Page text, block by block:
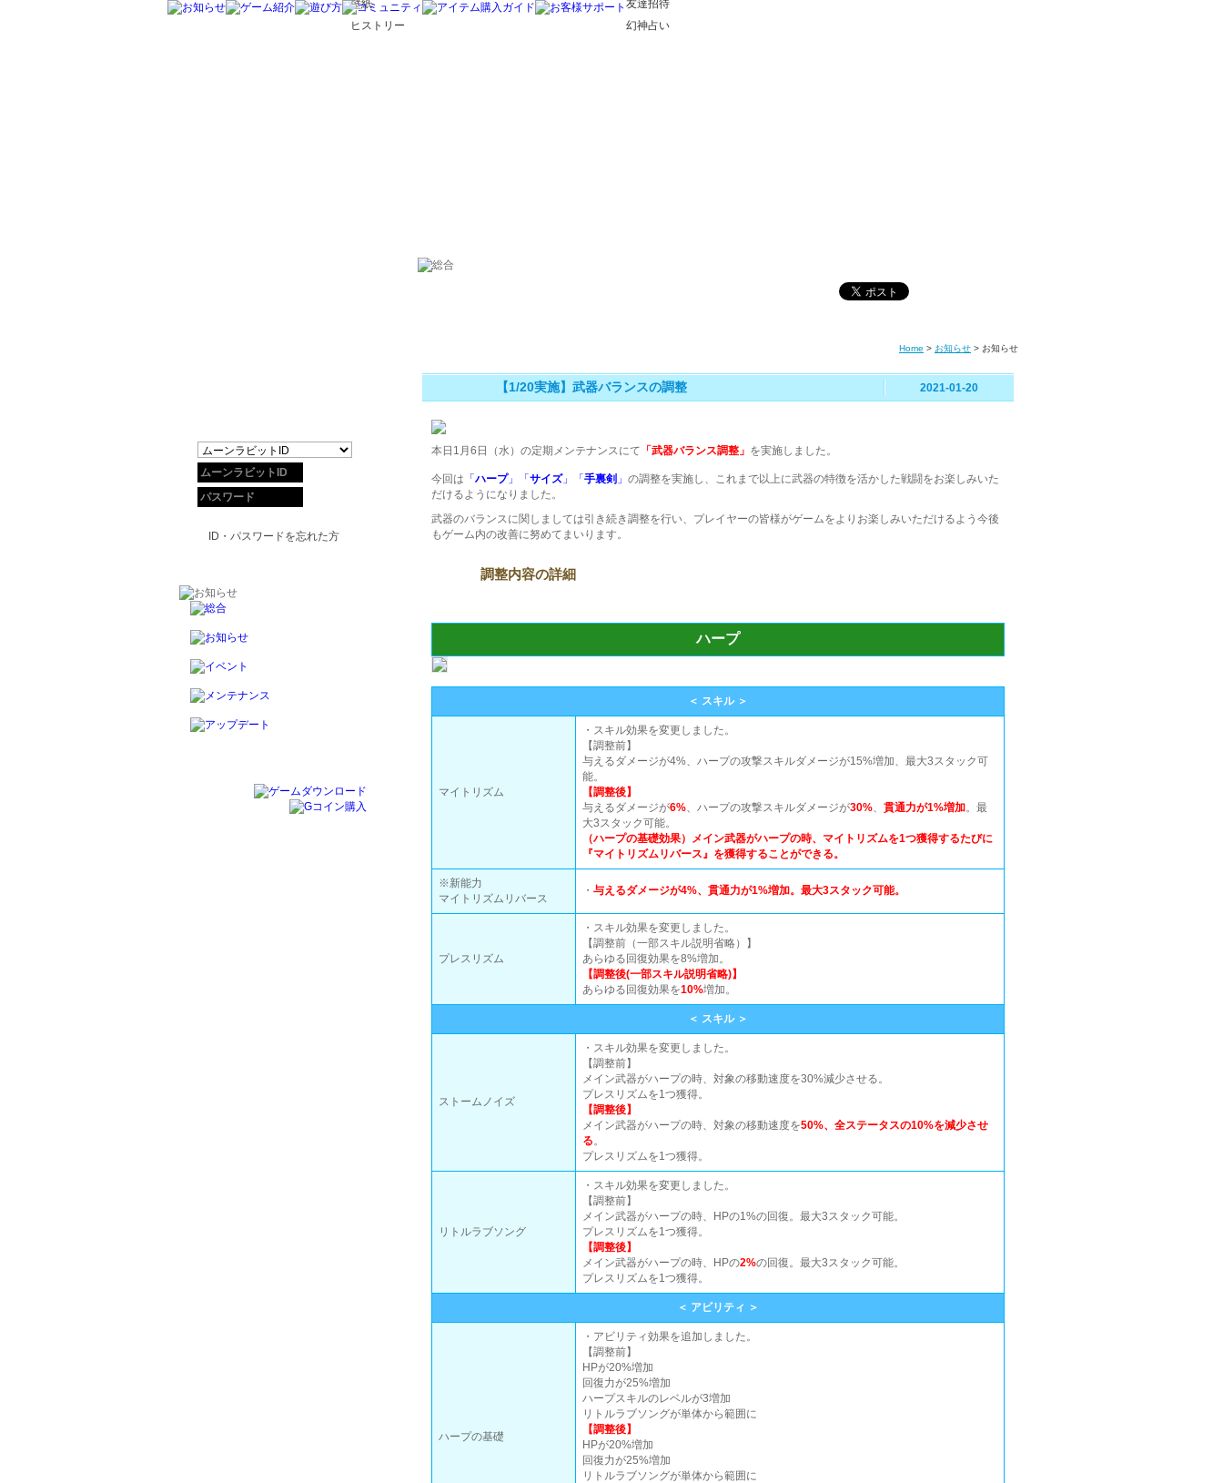
壁紙
ヒストリー
友達招待
幻神占い
Home > お知らせ > お知らせ
【1/20実施】武器バランスの調整 2021-01-20
本日1月6日（水）の定期メンテナンスにて 「武器バランス調整」 を実施しました。
今回は 「ハープ」 「 サイズ」 「 手裏剣 」 の調整を実施し、これまで以上に武器の特徴を活かした戦闘をお楽しみいた
だけるようになりました。
武器のバランスに関しましては引き続き調整を行い、プレイヤーの皆様がゲームをよりお楽しみいただけるよう今後
もゲーム内の改善に努めてまいります。
調整内容の詳細
ハープ
＜ スキル ＞
マイトリズム
・スキル効果を変更しました。
【調整前】
与えるダメージが4%、ハープの攻撃スキルダメージが15%増加、最大3スタック可
能。
【調整後】
与えるダメージが6%、ハープの攻撃スキルダメージが30%、 貫通力が1%増加。最
大3スタック可能。
（ハープの基礎効果）メイン武器がハープの時、マイトリズムを1つ獲得するたびに
『マイトリズムリバース』を獲得することができる。
※新能力
マイトリズムリバース
・ 与えるダメージが4%、貫通力が1%増加。最大3スタック可能。
プレスリズム
・スキル効果を変更しました。
【調整前（一部スキル説明省略）】
あらゆる回復効果を8%増加。
【調整後(一部スキル説明省略)】
あらゆる回復効果を10%増加。
＜ スキル ＞
ストームノイズ
・スキル効果を変更しました。
【調整前】
メイン武器がハープの時、対象の移動速度を30%減少させる。
プレスリズムを1つ獲得。
【調整後】
メイン武器がハープの時、対象の移動速度を50%、全ステータスの10%を減少させ
る。
プレスリズムを1つ獲得。
リトルラブソング
・スキル効果を変更しました。
【調整前】
メイン武器がハープの時、HPの1%の回復。最大3スタック可能。
プレスリズムを1つ獲得。
【調整後】
メイン武器がハープの時、HPの2%の回復。最大3スタック可能。
プレスリズムを1つ獲得。
＜ アビリティ ＞
ハープの基礎
・アビリティ効果を追加しました。
【調整前】
HPが20%増加
回復力が25%増加
ハープスキルのレベルが3増加
リトルラブソングが単体から範囲に
【調整後】
HPが20%増加
回復力が25%増加
リトルラブソングが単体から範囲に
ID・パスワードを忘れた方